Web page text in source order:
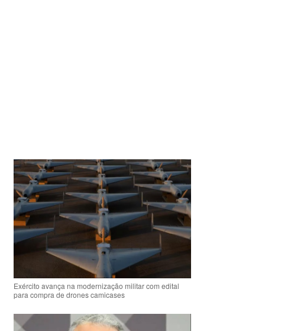
Exército avança na modernização militar com edital
para compra de drones camicases